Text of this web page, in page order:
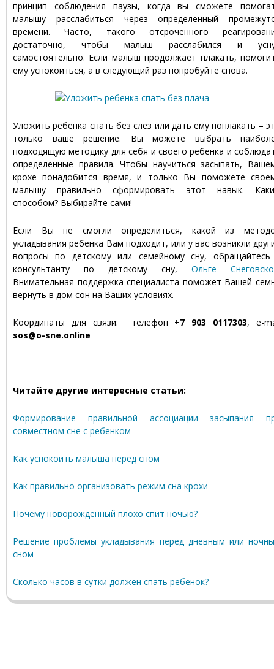
принцип соблюдения паузы, когда вы сможете
малышу расслабиться через определенный
времени. Часто, такого отсроченного
достаточно, чтобы малыш расслабился и
самостоятельно. Если малыш продолжает плакать,
ему успокоиться, а в следующий раз попробуйте снова.
Уложить ребенка спать без слез или дать ему поплакать –
только ваше решение. Вы можете выбрать
подходящую методику для себя и своего ребенка и
определенные правила. Чтобы научиться засыпать,
крохе понадобится время, и только Вы поможете
малышу правильно сформировать этот навык.
способом? Выбирайте сами!
Если Вы не смогли определиться, какой из
укладывания ребенка Вам подходит, или у вас возникли
вопросы по детскому или семейному сну,
консультанту по детскому сну, Ольге
Внимательная поддержка специалиста поможет Вашей
вернуть в дом сон на Ваших условиях.
Координаты для связи: телефон +7 903 0117303, e-
sos@o-sne.online
Читайте другие интересные статьи:
Формирование правильной ассоциации засыпания
совместном сне с ребенком
Как успокоить малыша перед сном
Как правильно организовать режим сна крохи
Почему новорожденный плохо спит ночью?
Решение проблемы укладывания перед дневным или
сном
Сколько часов в сутки должен спать ребенок?